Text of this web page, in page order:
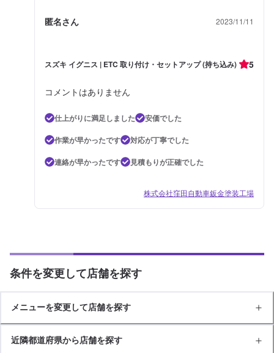
匿名さん 2023/11/11
スズキ イグニス | ETC 取り付け・セットアップ (持ち込み) 5
コメントはありません
仕上がりに満足しました
安価でした
作業が早かったです
対応が丁寧でした
連絡が早かったです
見積もりが正確でした
株式会社窪田自動車鈑金塗装工場
条件を変更して店舗を探す
メニューを変更して店舗を探す
近隣都道府県から店舗を探す